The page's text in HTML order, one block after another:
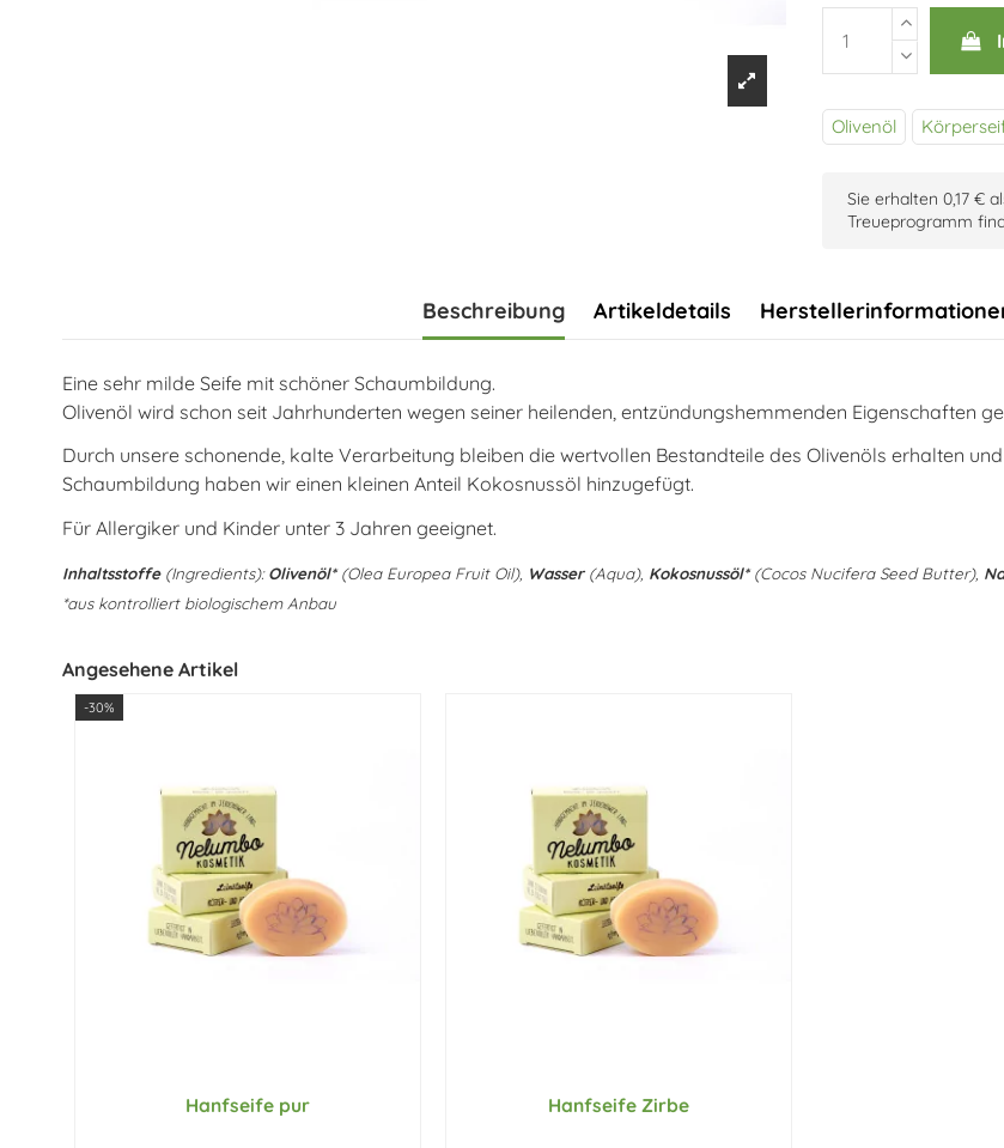
Olivenöl
Sie erhalten 0,17 €
Treueprogramm
Beschreibung Artikeldetails
Eine sehr milde Seife mit schöner Schaumbildung.
Olivenöl wird schon seit Jahrhunderten wegen seiner heilenden, entzündungshemmenden Eigenschaften
Durch unsere schonende, kalte Verarbeitung bleiben die wertvollen Bestandteile des Olivenöls erhalten
Schaumbildung haben wir einen kleinen Anteil Kokosnussöl hinzugefügt.
Für Allergiker und Kinder unter 3 Jahren geeignet.
Inhaltsstoffe (Ingredients):Olivenöl*(Olea Europea Fruit Oil), Wasser(Aqua), Kokosnussöl*(Cocos Nucifera Seed Butter),
*aus kontrolliert biologischem Anbau
Angesehene Artikel
-30%
Hanfseife pur Hanfseife Zirbe